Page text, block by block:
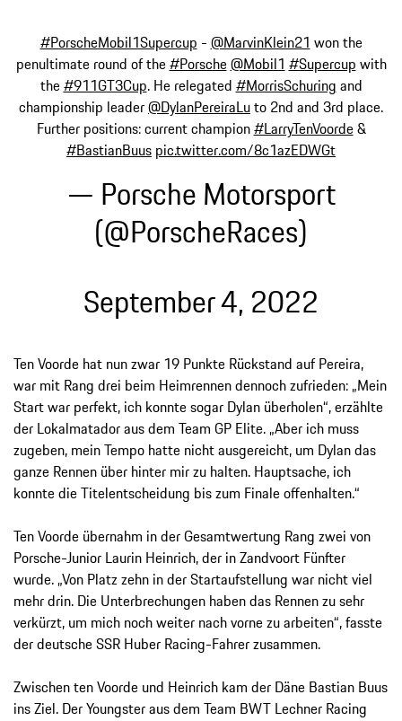
#PorscheMobil1Supercup - @MarvinKlein21 won the
penultimate round of the#Porsche@Mobil1 #Supercup with
the#911GT3Cup. He relegated #MorrisSchuring and
championship leader@DylanPereiraLuto 2nd and 3rd place.
Further positions: current champion#LarryTenVoorde&
#BastianBuus pic.twitter.com/8c1azEDWGt
— Porsche Motorsport
(@PorscheRaces)
September 4, 2022
Ten Voorde hat nun zwar 19 Punkte Rückstand auf Pereira,
war mit Rang drei beim Heimrennen dennoch zufrieden: „Mein
Start war perfekt, ich konnte sogar Dylan überholen“, erzählte
der Lokalmatador aus dem Team GP Elite. „Aber ich muss
zugeben, mein Tempo hatte nicht ausgereicht, um Dylan das
ganze Rennen über hinter mir zu halten. Hauptsache, ich
konnte die Titelentscheidung bis zum Finale offenhalten.“
Ten Voorde übernahm in der Gesamtwertung Rang zwei von
Porsche-Junior Laurin Heinrich, der in Zandvoort Fünfter
wurde. „Von Platz zehn in der Startaufstellung war nicht viel
mehr drin. Die Unterbrechungen haben das Rennen zu sehr
verkürzt, um mich noch weiter nach vorne zu arbeiten“, fasste
der deutsche SSR Huber Racing-Fahrer zusammen.
Zwischen ten Voorde und Heinrich kam der Däne Bastian Buus
ins Ziel. Der Youngster aus dem Team BWT Lechner Racing